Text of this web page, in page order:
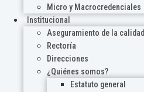
Micro y Macrocredenciales
Institucional
Aseguramiento de la calidad
Rectoría
Direcciones
¿Quiénes somos?
Estatuto general